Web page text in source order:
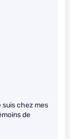
suis chez mes
de